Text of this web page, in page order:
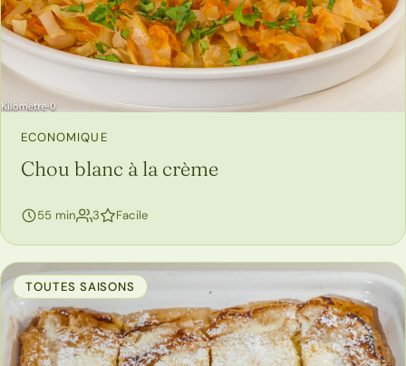
ECONOMIQUE
Chou blanc à la crème
55 min 3personnes
Facile
TOUTES SAISONS